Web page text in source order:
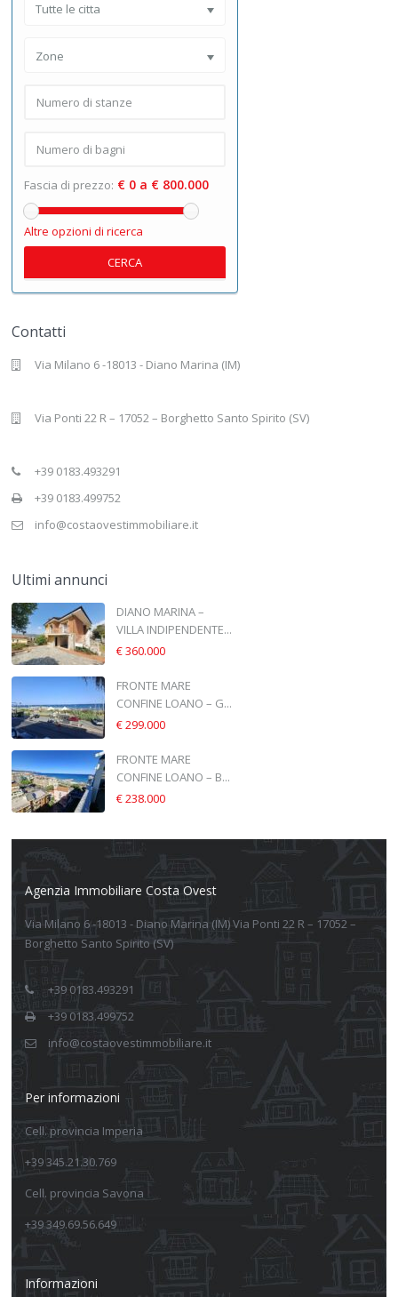
Tutte le citta
Zone
Fascia di prezzo: € 0 a € 800.000
Altre opzioni di ricerca
CERCA
Contatti
Via Milano 6 -18013 - Diano Marina (IM)
Via Ponti 22 R – 17052 – Borghetto Santo Spirito (SV)
+39 0183.493291
+39 0183.499752
info@costaovestimmobiliare.it
Ultimi annunci
DIANO MARINA –
VILLA INDIPENDENTE...
€ 360.000
FRONTE MARE
CONFINE LOANO – G...
€ 299.000
FRONTE MARE
CONFINE LOANO – B...
€ 238.000
Agenzia Immobiliare Costa Ovest
Via Milano 6 -18013 - Diano Marina (IM) Via Ponti 22 R – 17052 –
Borghetto Santo Spirito (SV)
+39 0183.493291
+39 0183.499752
info@costaovestimmobiliare.it
Per informazioni
Cell. provincia Imperia
+39 345.21.30.769
Cell. provincia Savona
+39 349.69.56.649
Informazioni